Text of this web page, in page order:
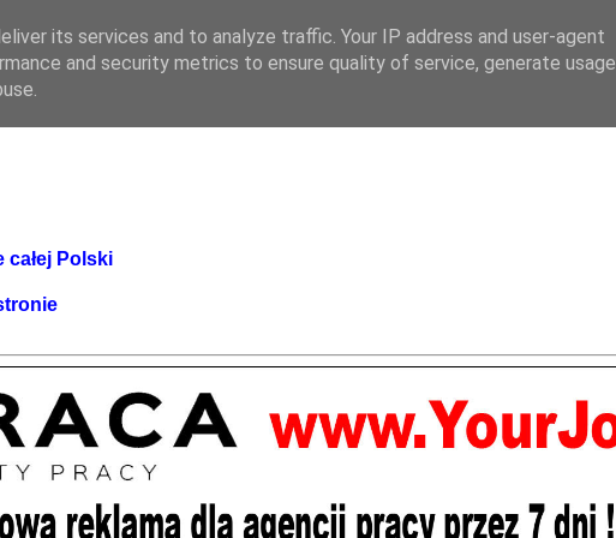
Polski
its services and to analyze traffic. Your IP address and user-agent
and security metrics to ensure quality of service, generate usage